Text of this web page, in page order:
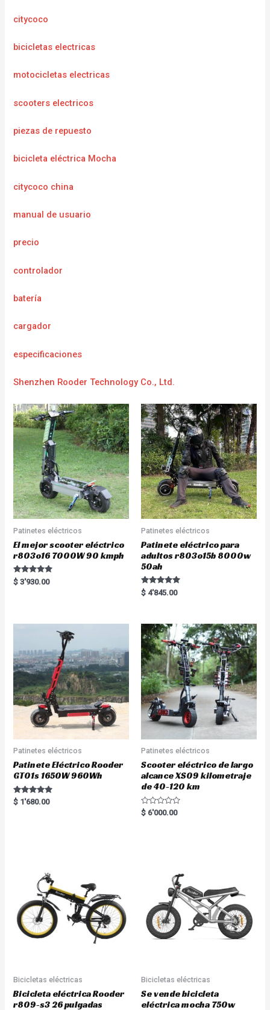
citycoco
bicicletas electricas
motocicletas electricas
scooters electricos
piezas de repuesto
bicicleta eléctrica Mocha
citycoco china
manual de usuario
precio
controlador
batería
cargador
especificaciones
Shenzhen Rooder Technology Co., Ltd.
Patinetes eléctricos
El mejor scooter eléctrico
r803o16 7000W 90 kmph
Rated
5.00
$ 3'930.00
Patinetes eléctricos
Patinete eléctrico para
adultos r803o15b 8000w
50ah
Rated
5.00
$ 4'845.00
Patinetes eléctricos
Patinete Eléctrico Rooder
GT01s 1650W 960Wh
Rated
5.00
$ 1'680.00
Patinetes eléctricos
Scooter eléctrico de largo
alcance XS09 kilometraje
de 40-120 km
R
a
$ 6'000.00
Bicicletas eléctricas
Bicicleta eléctrica Rooder
r809-s3 26 pulgadas
Bicicletas eléctricas
Se vende bicicleta
eléctrica mocha 750w